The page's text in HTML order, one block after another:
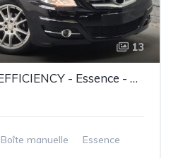
13
Mercedes B 180 BlueEFFICIENCY - Essence - 04/2011 - Très bel état - Garantie
Boîte manuelle Essence